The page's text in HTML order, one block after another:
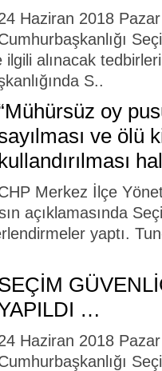
Haziran 2018
alınacak
S..
oy
ve ölü
Merkez İlçe
açıklamasında
yaptı.
…
Haziran 2018